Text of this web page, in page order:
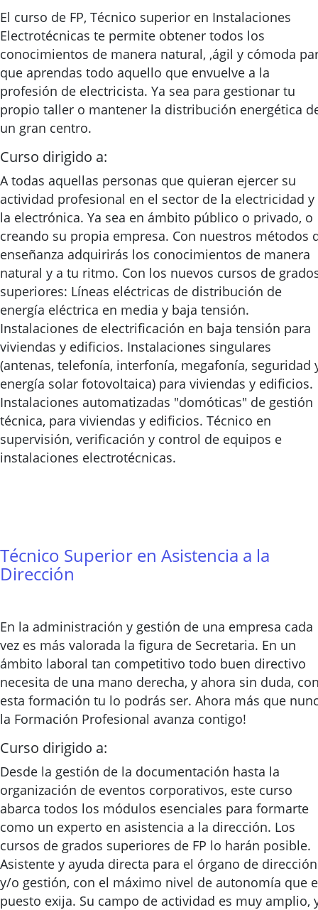
El curso de FP, Técnico superior en Instalaciones
Electrotécnicas te permite obtener todos los
conocimientos de manera natural, ,ágil y cómoda
que aprendas todo aquello que envuelve a la
profesión de electricista. Ya sea para gestionar tu
propio taller o mantener la distribución energética
un gran centro.
Curso dirigido a:
A todas aquellas personas que quieran ejercer su
actividad profesional en el sector de la electricidad y
la electrónica. Ya sea en ámbito público o privado, o
creando su propia empresa. Con nuestros métodos
enseñanza adquirirás los conocimientos de manera
natural y a tu ritmo. Con los nuevos cursos de
superiores: Líneas eléctricas de distribución de
energía eléctrica en media y baja tensión.
Instalaciones de electrificación en baja tensión para
viviendas y edificios. Instalaciones singulares
(antenas, telefonía, interfonía, megafonía, seguridad
energía solar fotovoltaica) para viviendas y edificios.
Instalaciones automatizadas "domóticas" de gestión
técnica, para viviendas y edificios. Técnico en
supervisión, verificación y control de equipos e
instalaciones electrotécnicas.
Técnico Superior en Asistencia a la
Dirección
En la administración y gestión de una empresa cada
vez es más valorada la figura de Secretaria. En un
ámbito laboral tan competitivo todo buen directivo
necesita de una mano derecha, y ahora sin duda,
esta formación tu lo podrás ser. Ahora más que
la Formación Profesional avanza contigo!
Curso dirigido a:
Desde la gestión de la documentación hasta la
organización de eventos corporativos, este curso
abarca todos los módulos esenciales para formarte
como un experto en asistencia a la dirección. Los
cursos de grados superiores de FP lo harán posible.
Asistente y ayuda directa para el órgano de dirección
y/o gestión, con el máximo nivel de autonomía que
puesto exija. Su campo de actividad es muy amplio,